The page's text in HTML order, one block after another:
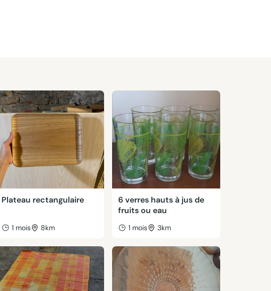
Plateau rectangulaire
1 mois 8km
6 verres hauts à jus de
fruits ou eau
1 mois 3km